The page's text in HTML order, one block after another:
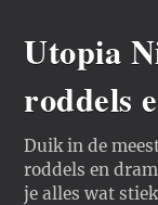
Utopia
roddels
Duik in de
roddels en
je alles wat